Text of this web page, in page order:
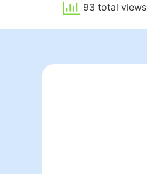
93 total views